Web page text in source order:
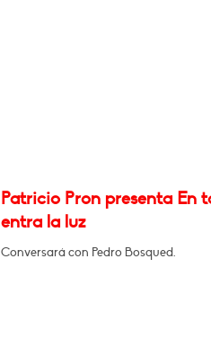
Patricio Pron presenta En
entra la luz
Conversará con Pedro Bosqued.